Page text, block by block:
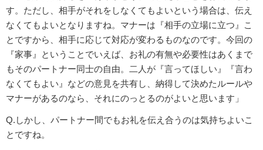
す。ただし、相手がそれをしなくてもよいという場合は、伝え
なくてもよいとなりますね。マナーは『相手の立場に立つ』こ
とですから、相手に応じて対応が変わるものなのです。今回の
『家事』ということでいえば、お礼の有無や必要性はあくまで
もそのパートナー同士の自由。二人が『言ってほしい』『言わ
なくてもよい』などの意見を共有し、納得して決めたルールや
マナーがあるのなら、それにのっとるのがよいと思います」
Q.しかし、パートナー間でもお礼を伝え合うのは気持ちよいこ
とですね。